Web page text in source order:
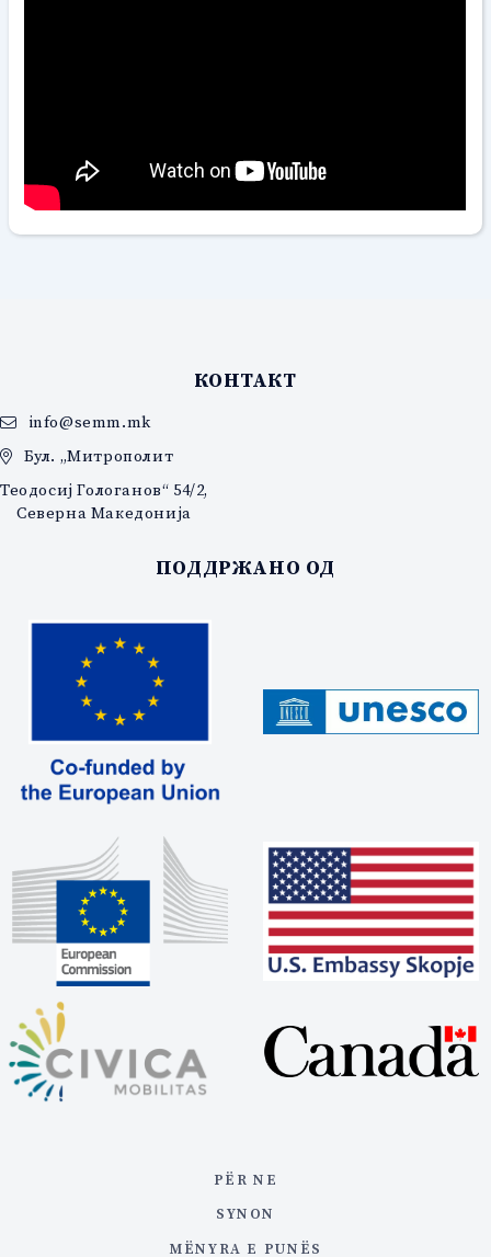
КОНТАКТ
info@semm.mk
Бул. „Митрополит
Теодосиј Гологанов“ 54/2,
Северна Македонија
ПОДДРЖАНО ОД
PËR NE
SYNON
MËNYRA E PUNËS